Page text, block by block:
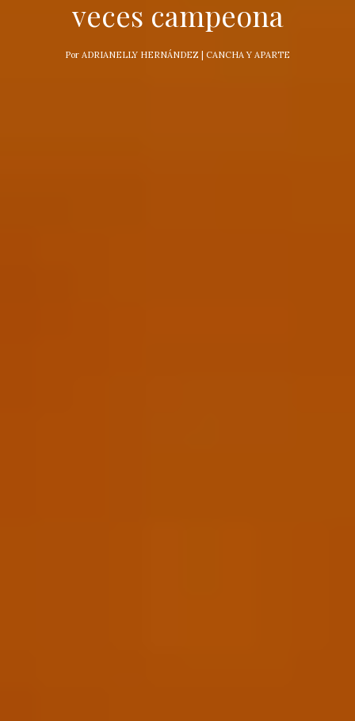
veces campeona
Por ADRIANELLY HERNÁNDEZ | CANCHA Y APARTE